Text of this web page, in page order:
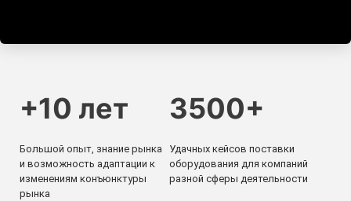
+10 лет
Большой опыт, знание рынка
и возможность адаптации к
изменениям конъюнктуры
рынка
3500+
Удачных кейсов поставки
оборудования для компаний
разной сферы деятельности